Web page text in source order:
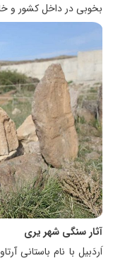
بخوبی در داخل کشور و
آثار سنگی شهر یری
اَردَبیل با نام باستانی